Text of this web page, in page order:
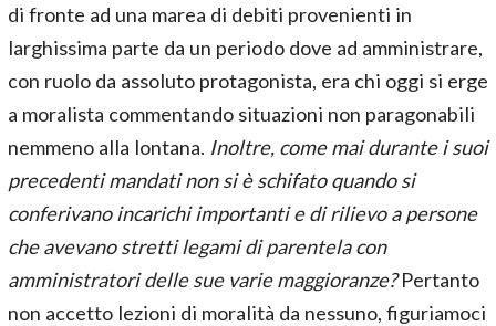
di fronte ad una marea di debiti provenienti in
larghissima parte da un periodo dove ad amministrare,
con ruolo da assoluto protagonista, era chi oggi si erge
a moralista commentando situazioni non paragonabili
nemmeno alla lontana. Inoltre, come mai durante i suoi
precedenti mandati non si è schifato quando si
conferivano incarichi importanti e di rilievo a persone
che avevano stretti legami di parentela con
amministratori delle sue varie maggioranze?Pertanto
non accetto lezioni di moralità da nessuno, figuriamoci